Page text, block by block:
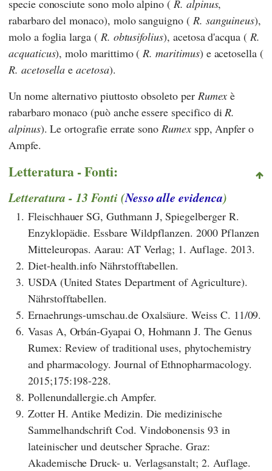
specie conosciute sono molo alpino (R. alpinus,
rabarbaro del monaco), molo sanguigno ( R. sanguineus),
molo a foglia larga ( R. obtusifolius), acetosa d'acqua ( R.
acquaticus), molo marittimo (R. maritimus) e acetosella (
R. acetosella eacetosa).
Un nome alternativo piuttosto obsoleto per Rumex è
rabarbaro monaco (può anche essere specifico diR.
alpinus). Le ortografie errate sonoRumexspp, Anpfer o
Ampfe.
Letteratura - Fonti:
Letteratura - 13 Fonti (Nesso alle evidenca)
1. Fleischhauer SG, Guthmann J, Spiegelberger R.
Enzyklopädie. Essbare Wildpflanzen. 2000 Pflanzen
Mitteleuropas. Aarau: AT Verlag; 1. Auflage. 2013.
2. Diet-health.info Nährstofftabellen.
3. USDA (United States Department of Agriculture).
Nährstofftabellen.
5. Ernaehrungs-umschau.de Oxalsäure. Weiss C. 11/09.
6. Vasas A, Orbán-Gyapai O, Hohmann J. The Genus
Rumex: Review of traditional uses, phytochemistry
and pharmacology. Journal of Ethnopharmacology.
2015;175:198-228.
8. Pollenundallergie.ch Ampfer.
9. Zotter H. Antike Medizin. Die medizinische
Sammelhandschrift Cod. Vindobonensis 93 in
lateinischer und deutscher Sprache. Graz:
Akademische Druck- u. Verlagsanstalt; 2. Auflage.